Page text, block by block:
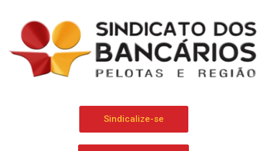
Sindicalize-se